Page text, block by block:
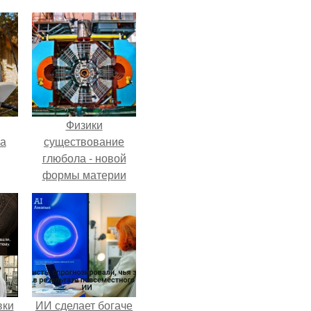
Физики
существование
глюбола - новой
формы материи
подтвердили.
ИИ сделает богаче